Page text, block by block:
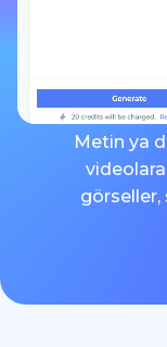
Metin ya
görseller,